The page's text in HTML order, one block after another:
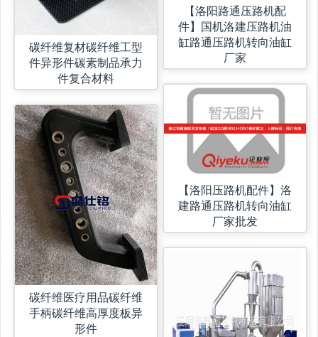
碳纤维复材碳纤维工型
件异形件碳素制品承力
件复合材料
碳纤维医疗用品碳纤维
手柄碳纤维高厚度板异
形件
【洛阳路通压路机配
件】国机洛建压路机油
缸路通压路机转向油缸
厂家
【洛阳压路机配件】洛
建路通压路机转向油缸
厂家批发